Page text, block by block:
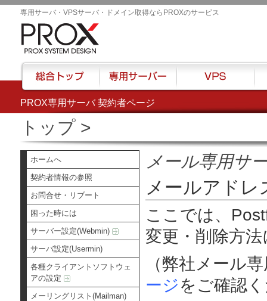
PROX専用サーバ 契約者ページ
専用サーバ・VPSサーバ・ドメイン取得ならPROXのサービス
トップ>
ホームへ
契約者情報の参照
お問合せ・リブート
困った時には
サーバー設定(Webmin)
サーバ設定(Usermin)
各種クライアントソフトウェ
アの設定
メーリングリスト(Mailman)
メール専用サ
メールアドレ
ここでは、
変更・削除方
（弊社メール
ージをご確認
総合トップ 専用サーバー VPS ハ